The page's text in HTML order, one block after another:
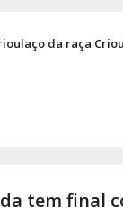
da raça
tem final